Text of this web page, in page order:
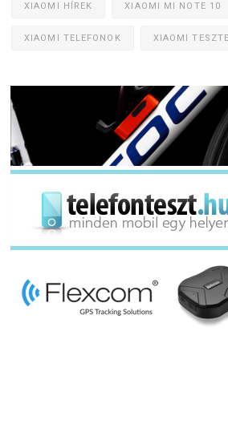
XIAOMI HÍREK XIAOMI MI NOTE 10
XIAOMI TELEFONOK XIAOMI